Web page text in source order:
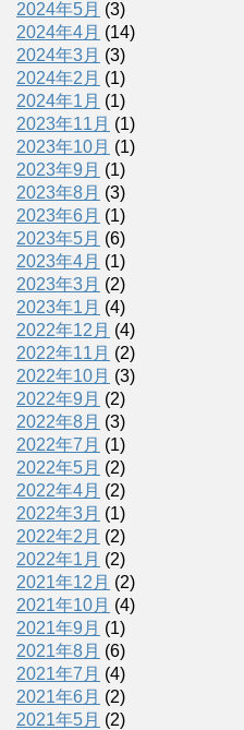
2024年5月 (3)
2024年4月 (14)
2024年3月 (3)
2024年2月 (1)
2024年1月 (1)
2023年11月 (1)
2023年10月 (1)
2023年9月 (1)
2023年8月 (3)
2023年6月 (1)
2023年5月 (6)
2023年4月 (1)
2023年3月 (2)
2023年1月 (4)
2022年12月 (4)
2022年11月 (2)
2022年10月 (3)
2022年9月 (2)
2022年8月 (3)
2022年7月 (1)
2022年5月 (2)
2022年4月 (2)
2022年3月 (1)
2022年2月 (2)
2022年1月 (2)
2021年12月 (2)
2021年10月 (4)
2021年9月 (1)
2021年8月 (6)
2021年7月 (4)
2021年6月 (2)
2021年5月 (2)